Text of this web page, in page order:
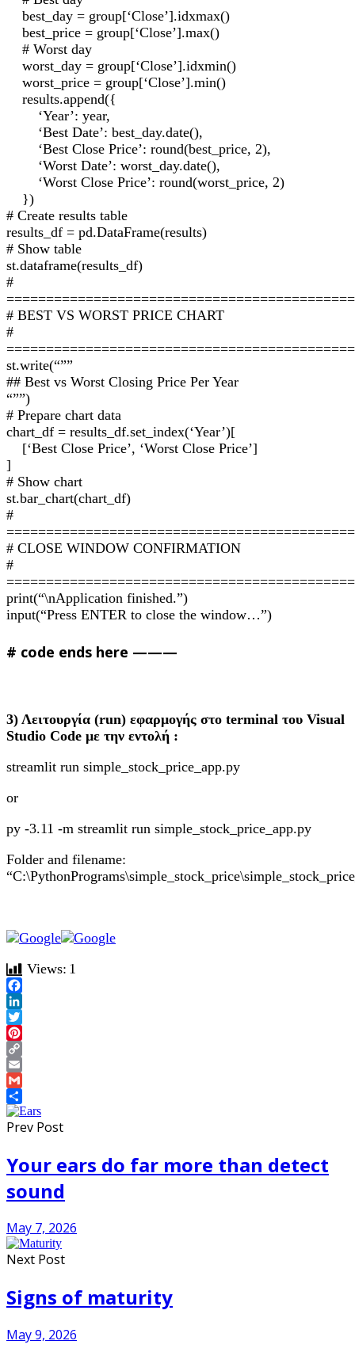
best_day = group[‘Close’].idxmax()
best_price = group[‘Close’].max()
# Worst day
worst_day = group[‘Close’].idxmin()
worst_price = group[‘Close’].min()
results.append({
‘Year’: year,
‘Best Date’: best_day.date(),
‘Best Close Price’: round(best_price, 2),
‘Worst Date’: worst_day.date(),
‘Worst Close Price’: round(worst_price, 2)
})
# Create results table
results_df = pd.DataFrame(results)
# Show table
st.dataframe(results_df)
#
# BEST VS WORST PRICE CHART
#
st.write(“””
## Best vs Worst Closing Price Per Year
“””)
# Prepare chart data
chart_df = results_df.set_index(‘Year’)[
[‘Best Close Price’, ‘Worst Close Price’]
]
# Show chart
st.bar_chart(chart_df)
#
# CLOSE WINDOW CONFIRMATION
#
print(“\nApplication finished.”)
input(“Press ENTER to close the window…”)
# code ends here ———
3) Λειτουργία (run) εφαρμογής στο terminal του Visual
Studio Code με την εντολή :
streamlit run simple_stock_price_app.py
or
py -3.11 -m streamlit run simple_stock_price_app.py
Folder and filename:
Views: 1
Facebook
LinkedIn
Twitter
Pinterest
Copy
Link
Email
Gmail
Share
Prev Post
Your ears do far more than detect
sound
May 7, 2026
Next Post
Signs of maturity
May 9, 2026